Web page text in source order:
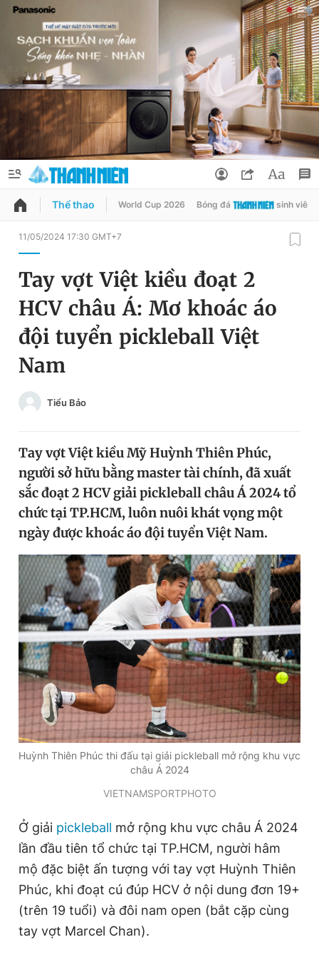
QUẢNG CÁO ĐẶT BÁO
Chuyên mục
Chuyên mục khác
Chào ngày mới
Tin thị trường
Video Magazine
Sản phẩm khác
Tiện ích Bạn cần biết
Thông tin tòa soạn Liên hệ quảng cáo
Đọc Thanh Niên trên điện thoại
Hotline
0906 645 777 0908 780 404
Đặt báo Quảng cáo RSS Tòa soạn Chính sách bảo
Tổng biên tập: Nguyễn Ngọc Toàn
Phó tổng biên tập thường trực: Hải Thành
Phó tổng biên tập: Trần Việt Hưng
Đổi mật khẩu
Tin đã lưu
Tin đã xem
Thể thao World Cup 2026 Bóng đá sinh viên
11/05/2024 17:30 GMT+7
Tay vợt Việt kiều đoạt 2
HCV châu Á: Mơ khoác áo
đội tuyển pickleball Việt
Nam
Tiểu Bảo
Tay vợt Việt kiều Mỹ Huỳnh Thiên Phúc,
người sở hữu bằng master tài chính, đã xuất
sắc đoạt 2 HCV giải pickleball châu Á 2024 tổ
chức tại TP.HCM, luôn nuôi khát vọng một
ngày được khoác áo đội tuyển Việt Nam.
Huỳnh Thiên Phúc thi đấu tại giải pickleball mở rộng khu vực
châu Á 2024
VIETNAMSPORTPHOTO
Ở giải pickleball mở rộng khu vực châu Á 2024
lần đầu tiên tổ chức tại TP.HCM, người hâm
mộ đặc biệt ấn tượng với tay vợt Huỳnh Thiên
Phúc, khi đoạt cú đúp HCV ở nội dung đơn 19+
(trên 19 tuổi) và đôi nam open (bắt cặp cùng
tay vợt Marcel Chan).